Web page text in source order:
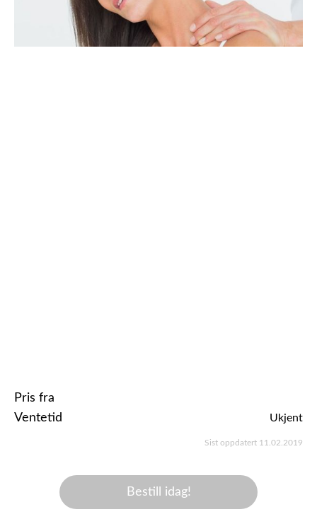
Pris fra
Ventetid
Ukjent
Sist oppdatert 11.02.2019
Bestill idag!